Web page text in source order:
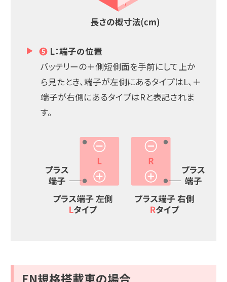
❺L：端子の位置
バッテリーの＋側短側面を手前にして上か
ら見たとき、端子が左側にあるタイプはL、＋
端子が右側にあるタイプはRと表記されま
す。